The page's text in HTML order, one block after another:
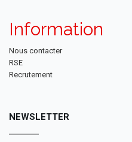
Information
Nous contacter
RSE
Recrutement
NEWSLETTER